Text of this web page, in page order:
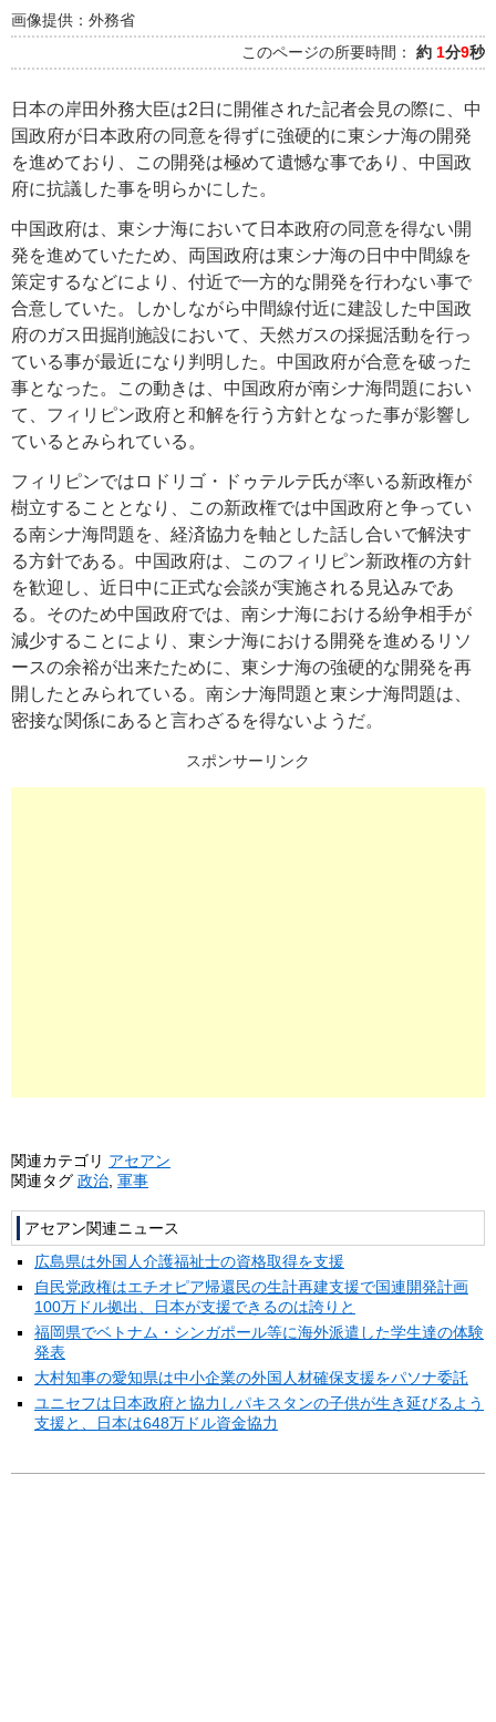
画像提供：外務省
このページの所要時間： 約 1分9秒
日本の岸田外務大臣は2日に開催された記者会見の際に、中
国政府が日本政府の同意を得ずに強硬的に東シナ海の開発
を進めており、この開発は極めて遺憾な事であり、中国政
府に抗議した事を明らかにした。
中国政府は、東シナ海において日本政府の同意を得ない開
発を進めていたため、両国政府は東シナ海の日中中間線を
策定するなどにより、付近で一方的な開発を行わない事で
合意していた。しかしながら中間線付近に建設した中国政
府のガス田掘削施設において、天然ガスの採掘活動を行っ
ている事が最近になり判明した。中国政府が合意を破った
事となった。この動きは、中国政府が南シナ海問題におい
て、フィリピン政府と和解を行う方針となった事が影響し
ているとみられている。
フィリピンではロドリゴ・ドゥテルテ氏が率いる新政権が
樹立することとなり、この新政権では中国政府と争ってい
る南シナ海問題を、経済協力を軸とした話し合いで解決す
る方針である。中国政府は、このフィリピン新政権の方針
を歓迎し、近日中に正式な会談が実施される見込みであ
る。そのため中国政府では、南シナ海における紛争相手が
減少することにより、東シナ海における開発を進めるリソ
ースの余裕が出来たために、東シナ海の強硬的な開発を再
開したとみられている。南シナ海問題と東シナ海問題は、
密接な関係にあると言わざるを得ないようだ。
スポンサーリンク
関連カテゴリ アセアン
関連タグ 政治 軍事
アセアン関連ニュース
広島県は外国人介護福祉士の資格取得を支援
自民党政権はエチオピア帰還民の生計再建支援で国連開発計画
100万ドル拠出、日本が支援できるのは誇りと
福岡県でベトナム・シンガポール等に海外派遣した学生達の体験
発表
大村知事の愛知県は中小企業の外国人材確保支援をパソナ委託
ユニセフは日本政府と協力しパキスタンの子供が生き延びるよう
支援と、日本は648万ドル資金協力